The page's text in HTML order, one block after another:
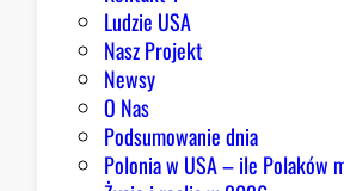
Ludzie USA
Nasz Projekt
Newsy
O Nas
Podsumowanie dnia
Polonia w USA – ile Polaków